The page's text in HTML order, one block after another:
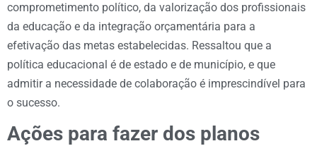
comprometimento político, da valorização dos profissionais
da educação e da integração orçamentária para a
efetivação das metas estabelecidas. Ressaltou que a
política educacional é de estado e de município, e que
admitir a necessidade de colaboração é imprescindível para
o sucesso.
Ações para fazer dos planos